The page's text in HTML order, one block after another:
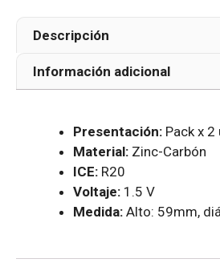
Descripción
Información adicional
Presentación: Pack x 2
Material: Zinc-Carbón
ICE: R20
Voltaje: 1.5 V
Medida: Alto: 59mm,